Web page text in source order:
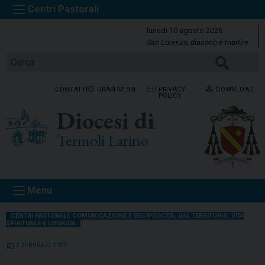
k
t
lunedì 10 agosto 2026
San Lorenzo, diacono e martire
CONTATTI ORARI MESSE
PRIVACY
POLICY
DOWNLOAD
Diocesi di
Termoli Larino
Menu
CENTRI PASTORALI, COMUNICAZIONE E RECIPROCITÀ, DAL TERRITORIO, VITA
SPIRITUALE E LITURGIA
3 FEBBRAIO 2022